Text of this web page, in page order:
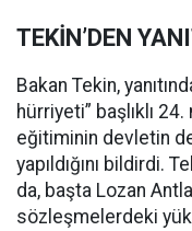
TEKİN’DEN
Bakan Tekin,
hürriyeti” başlıklı
eğitiminin devletin
yapıldığını bildirdi.
da, başta Lozan
sözleşmelerdeki